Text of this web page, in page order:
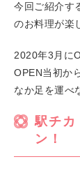
今回ご紹介す
のお料理が楽
2020年3月に
OPEN当初か
なか足を運べ
駅チカ
ン！